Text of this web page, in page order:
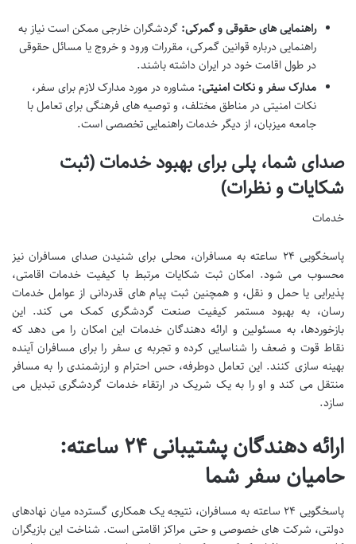
راهنمایی های حقوقی و گمرکی: گردشگران خارجی ممکن است نیاز به
راهنمایی درباره قوانین گمرکی، مقررات ورود و خروج یا مسائل حقوقی
در طول اقامت خود در ایران داشته باشند.
مدارک سفر و نکات امنیتی: مشاوره در مورد مدارک لازم برای سفر،
نکات امنیتی در مناطق مختلف، و توصیه های فرهنگی برای تعامل با
جامعه میزبان، از دیگر خدمات راهنمایی تخصصی است.
صدای شما، پلی برای بهبود خدمات (ثبت
شکایات و نظرات)
خدمات
پاسخگویی ۲۴ ساعته به مسافران، محلی برای شنیدن صدای مسافران نیز
محسوب می شود. امکان ثبت شکایات مرتبط با کیفیت خدمات اقامتی،
پذیرایی یا حمل و نقل، و همچنین ثبت پیام های قدردانی از عوامل خدمات
رسان، به بهبود مستمر کیفیت صنعت گردشگری کمک می کند. این
بازخوردها، به مسئولین و ارائه دهندگان خدمات این امکان را می دهد که
نقاط قوت و ضعف را شناسایی کرده و تجربه ی سفر را برای مسافران آینده
بهینه سازی کنند. این تعامل دوطرفه، حس احترام و ارزشمندی را به مسافر
منتقل می کند و او را به یک شریک در ارتقاء خدمات گردشگری تبدیل می
سازد.
ارائه دهندگان پشتیبانی ۲۴ ساعته:
حامیان سفر شما
پاسخگویی ۲۴ ساعته به مسافران، نتیجه یک همکاری گسترده میان نهادهای
دولتی، شرکت های خصوصی و حتی مراکز اقامتی است. شناخت این بازیگران